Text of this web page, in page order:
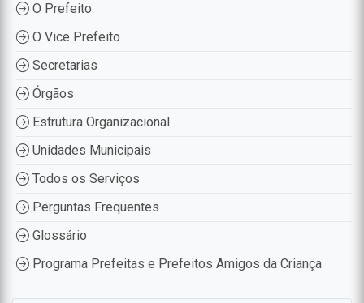
O Prefeito
O Vice Prefeito
Secretarias
Órgãos
Estrutura Organizacional
Unidades Municipais
Todos os Serviços
Perguntas Frequentes
Glossário
Programa Prefeitas e Prefeitos Amigos da Criança